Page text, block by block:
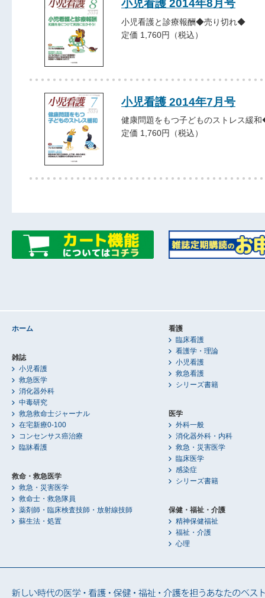
小児看護 2014年8月号
小児看護と診療報酬◆売り切れ◆
定価 1,760円（税込）
小児看護 2014年7月号
健康問題をもつ子どものストレス緩
定価 1,760円（税込）
ホーム
雑誌
小児看護
救急医学
消化器外科
中毒研究
救急救命士ジャーナル
在宅新療0-100
コンセンサス癌治療
臨牀看護
救命・救急医学
救急・災害医学
救命士・救急隊員
薬剤師・臨床検査技師・放射線技師
蘇生法・処置
看護
臨床看護
看護学・理論
小児看護
救急看護
シリーズ書籍
医学
外科一般
消化器外科・内科
救急・災害医学
臨床医学
感染症
シリーズ書籍
保健・福祉・介護
精神保健福祉
福祉・介護
心理